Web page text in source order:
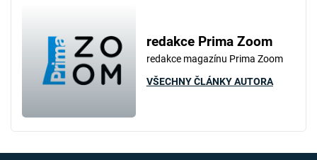
redakce Prima Zoom
redakce magazínu Prima Zoom
VŠECHNY ČLÁNKY AUTORA